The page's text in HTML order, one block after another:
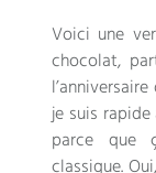
Voici une
chocolat,
je suis
parce que
classique. Oui,